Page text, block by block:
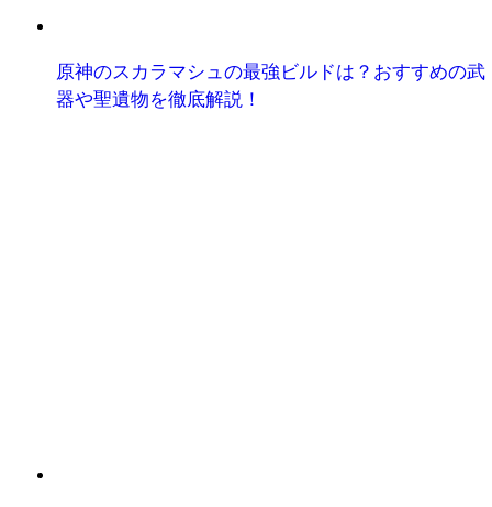
原神のスカラマシュの最強ビルドは？おすすめの武
器や聖遺物を徹底解説！